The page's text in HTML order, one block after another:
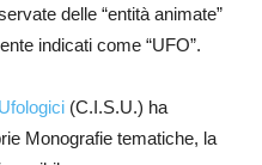
delle “entità animate”
indicati come “UFO”.
(C.I.S.U.) ha
Monografie tematiche, la